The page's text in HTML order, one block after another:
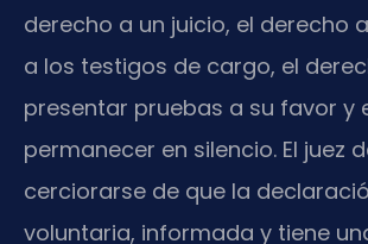
derecho a un juicio, el derecho
a los testigos de cargo, el
presentar pruebas a su favor y
permanecer en silencio. El juez
cerciorarse de que la
voluntaria, informada y tiene